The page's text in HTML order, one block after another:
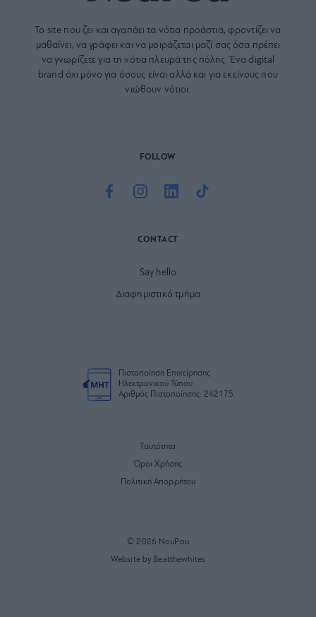
Το site που ζει και αγαπάει τα νότια προάστια, φροντίζει να
μαθαίνει, να γράφει και να μοιράζεται μαζί σας όσα πρέπει
να γνωρίζετε για τη νότια πλευρά της πόλης. Ένα digital
brand όχι μόνο για όσους είναι αλλά και για εκείνους που
νιώθουν νότιοι.
FOLLOW
CONTACT
Say hello
Διαφημιστικό τμήμα
Πιστοποίηση Επιχείρησης
Ηλεκτρονικού Τύπου
Αριθμός Πιστοποίησης: 242175
Ταυτότητα
Όροι Χρήσης
Πολιτική Απορρήτου
© 2026 NouPou
Website by Beatthewhites